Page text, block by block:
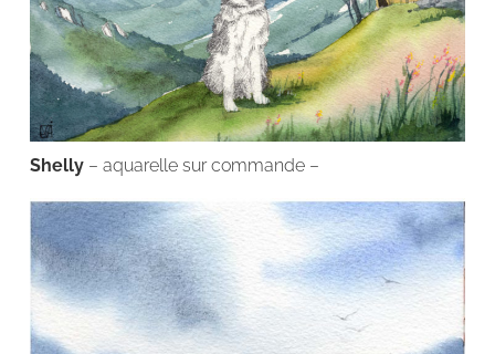
Shelly – aquarelle sur commande –